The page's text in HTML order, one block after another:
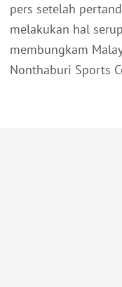
pers setelah
melakukan hal
membungkam
Nonthaburi Sports